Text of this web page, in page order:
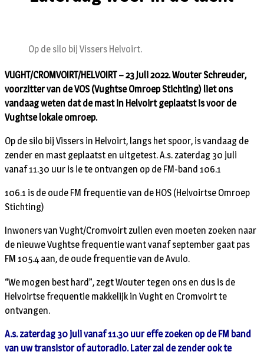
Op de silo bij Vissers Helvoirt.
VUGHT/CROMVOIRT/HELVOIRT – 23 Juli 2022. Wouter Schreuder,
voorzitter van de VOS (Vughtse Omroep Stichting) liet ons
vandaag weten dat de mast in Helvoirt geplaatst is voor de
Vughtse lokale omroep.
Op de silo bij Vissers in Helvoirt, langs het spoor, is vandaag de
zender en mast geplaatst en uitgetest. A.s. zaterdag 30 juli
vanaf 11.30 uur is ie te ontvangen op de FM-band 106.1
106.1 is de oude FM frequentie van de HOS (Helvoirtse Omroep
Stichting)
Inwoners van Vught/Cromvoirt zullen even moeten zoeken naar
de nieuwe Vughtse frequentie want vanaf september gaat pas
FM 105.4 aan, de oude frequentie van de Avulo.
“We mogen best hard”, zegt Wouter tegen ons en dus is de
Helvoirtse frequentie makkelijk in Vught en Cromvoirt te
ontvangen.
A.s. zaterdag 30 juli vanaf 11.30 uur effe zoeken op de FM band
van uw transistor of autoradio. Later zal de zender ook te